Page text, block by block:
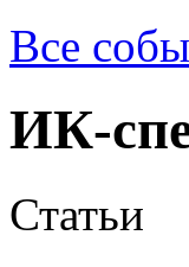
Все
ИК-
Статьи